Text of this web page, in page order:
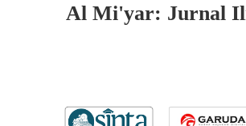
Al Mi'yar: Jurnal